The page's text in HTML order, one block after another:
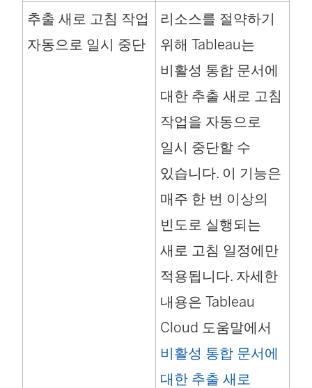
추출 새로 고침 작업
자동으로 일시 중단
리소스를 절약하기
위해 Tableau는
비활성 통합 문서에
대한 추출 새로 고침
작업을 자동으로
일시 중단할 수
있습니다. 이 기능은
매주 한 번 이상의
빈도로 실행되는
새로 고침 일정에만
적용됩니다. 자세한
내용은 Tableau
Cloud 도움말에서
비활성 통합 문서에
대한 추출 새로